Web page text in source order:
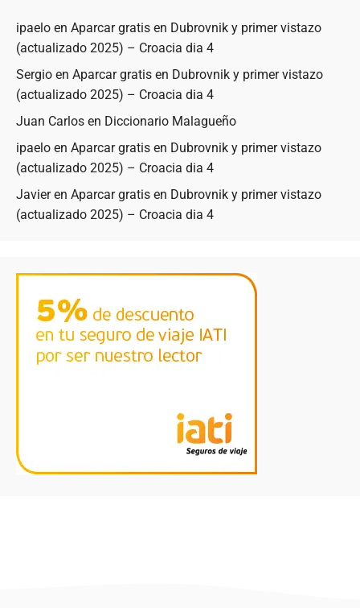
ipaelo en Aparcar gratis en Dubrovnik y primer vistazo
(actualizado 2025) – Croacia dia 4
Sergio en Aparcar gratis en Dubrovnik y primer vistazo
(actualizado 2025) – Croacia dia 4
Juan Carlos en Diccionario Malagueño
ipaelo en Aparcar gratis en Dubrovnik y primer vistazo
(actualizado 2025) – Croacia dia 4
Javieren Aparcar gratis en Dubrovnik y primer vistazo
(actualizado 2025) – Croacia dia 4